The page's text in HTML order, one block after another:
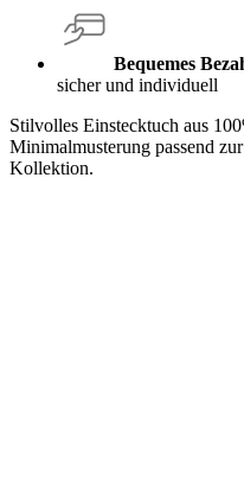
Bequemes
sicher und individuell
Stilvolles Einstecktuch aus
Minimalmusterung passend
Kollektion.